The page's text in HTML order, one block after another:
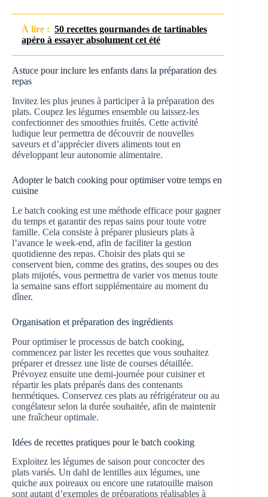
À lire : 50 recettes gourmandes de tartinables
apéro à essayer absolument cet été
Astuce pour inclure les enfants dans la préparation des
repas
Invitez les plus jeunes à participer à la préparation des
plats. Coupez les légumes ensemble ou laissez-les
confectionner des smoothies fruités. Cette activité
ludique leur permettra de découvrir de nouvelles
saveurs et d’apprécier divers aliments tout en
développant leur autonomie alimentaire.
Adopter le batch cooking pour optimiser votre temps en
cuisine
Le batch cooking est une méthode efficace pour gagner
du temps et garantir des repas sains pour toute votre
famille. Cela consiste à préparer plusieurs plats à
l’avance le week-end, afin de faciliter la gestion
quotidienne des repas. Choisir des plats qui se
conservent bien, comme des gratins, des soupes ou des
plats mijotés, vous permettra de varier vos menus toute
la semaine sans effort supplémentaire au moment du
dîner.
Organisation et préparation des ingrédients
Pour optimiser le processus de batch cooking,
commencez par lister les recettes que vous souhaitez
préparer et dressez une liste de courses détaillée.
Prévoyez ensuite une demi-journée pour cuisiner et
répartir les plats préparés dans des contenants
hermétiques. Conservez ces plats au réfrigérateur ou au
congélateur selon la durée souhaitée, afin de maintenir
une fraîcheur optimale.
Idées de recettes pratiques pour le batch cooking
Exploitez les légumes de saison pour concocter des
plats variés. Un dahl de lentilles aux légumes, une
quiche aux poireaux ou encore une ratatouille maison
sont autant d’exemples de préparations réalisables à